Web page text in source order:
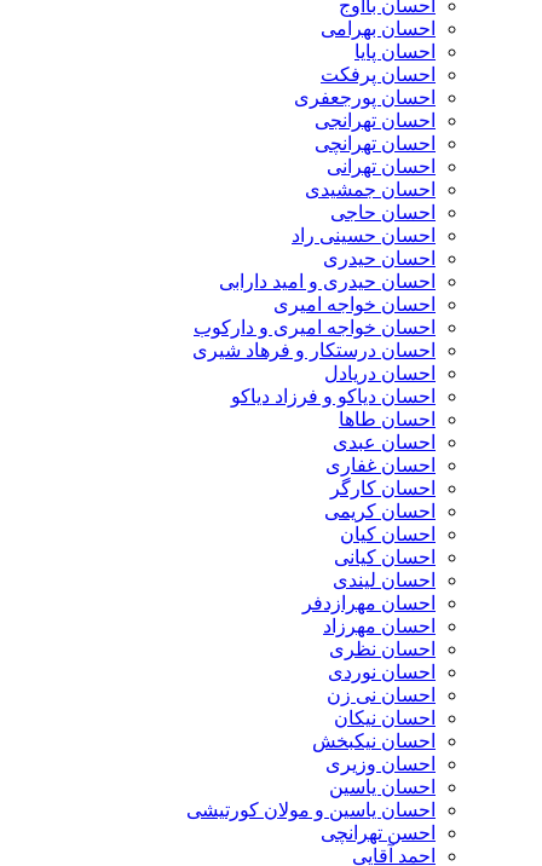
احسان بااوج
احسان بهرامی
احسان پایا
احسان پرفکت
احسان پورجعفری
احسان تهرانجی
احسان تهرانچی
احسان تهرانی
احسان جمشیدی
احسان حاجی
احسان حسینی راد
احسان حیدری
احسان حیدری و امید دارابی
احسان خواجه امیری
احسان خواجه امیری و دارکوب
احسان درستكار و فرهاد شيرى
احسان دریادل
احسان دیاکو و فرزاد دیاکو
احسان طاها
احسان عبدی
احسان غفاری
احسان کارگر
احسان کریمی
احسان کیان
احسان کیانی
احسان لیندی
احسان مهرازدفر
احسان مهرزاد
احسان نظری
احسان نوردی
احسان نی زن
احسان نیکان
احسان نیکبخش
احسان وزیری
احسان یاسین
احسان یاسین و مولان کورتیشی
احسن تهرانچی
احمد آقایی